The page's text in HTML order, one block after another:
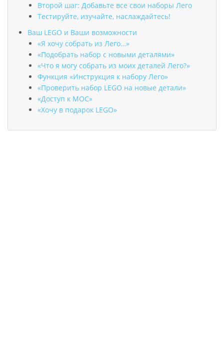
Второй шаг: Добавьте все свои наборы Лего
Тестируйте, изучайте, наслаждайтесь!
Ваш LEGO и Ваши возможности
«Я хочу собрать из Лего…»
«Подобрать набор с новыми деталями»
«Что я могу собрать из моих деталей Лего?»
Функция «Инструкция к набору Лего»
«Проверить набор LEGO на новые детали»
«Доступ к MOC»
«Хочу в подарок LEGO»